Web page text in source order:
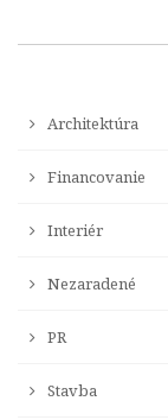
Architektúra
Financovanie
Interiér
Nezaradené
PR
Stavba